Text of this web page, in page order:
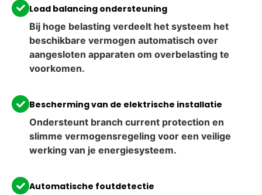
Load balancing ondersteuning
Bij hoge belasting verdeelt het systeem het
beschikbare vermogen automatisch over
aangesloten apparaten om overbelasting te
voorkomen.
Bescherming van de elektrische installatie
Ondersteunt branch current protection en
slimme vermogensregeling voor een veilige
werking van je energiesysteem.
Automatische foutdetectie